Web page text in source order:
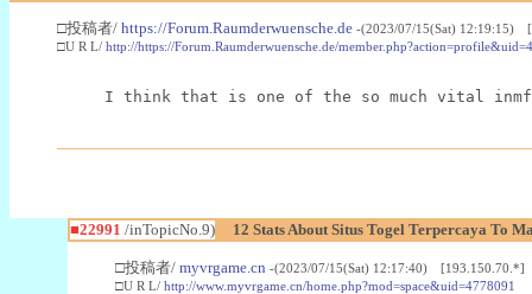
□投稿者/ https://Forum.Raumderwuensche.de -(2023/07/15(Sat) 12:19:15)
□U R L/ http://https://Forum.Raumderwuensche.de/
I think that is one of the so much vital
■22991 /inTopicNo.9) 12 Stats About Situs Togel Terpercaya To
□投稿者/ myvrgame.cn -(2023/07/15(Sat) 12:17:40) [193.150.70.*]
□U R L/ http://www.myvrgame.cn/home.php?mod=space&uid=4778091